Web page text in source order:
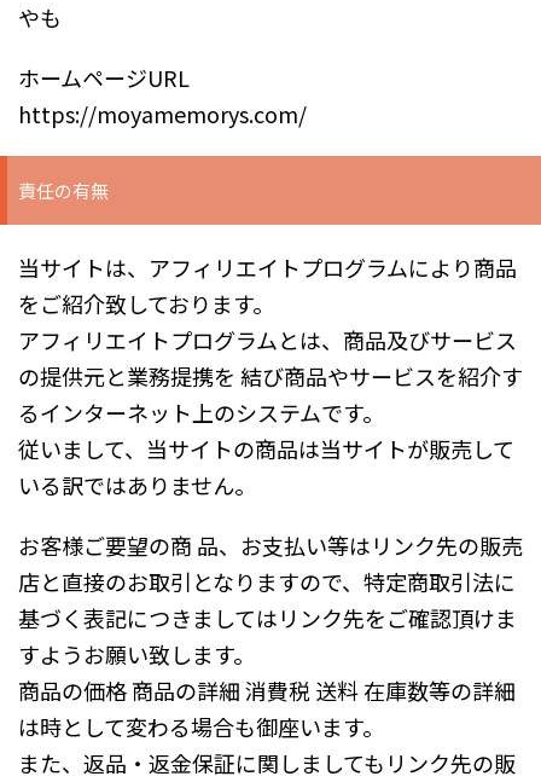
やも
ホームページURL
https://moyamemorys.com/
責任の有無
当サイトは、アフィリエイトプログラムにより商品
をご紹介致しております。
アフィリエイトプログラムとは、商品及びサービス
の提供元と業務提携を 結び商品やサービスを紹介す
るインターネット上のシステムです。
従いまして、当サイトの商品は当サイトが販売して
いる訳ではありません。
お客様ご要望の商 品、お支払い等はリンク先の販売
店と直接のお取引となりますので、特定商取引法に
基づく表記につきましてはリンク先をご確認頂けま
すようお願い致します。
商品の価格 商品の詳細 消費税 送料 在庫数等の詳細
は時として変わる場合も御座います。
また、返品・返金保証に関しましてもリンク先の販